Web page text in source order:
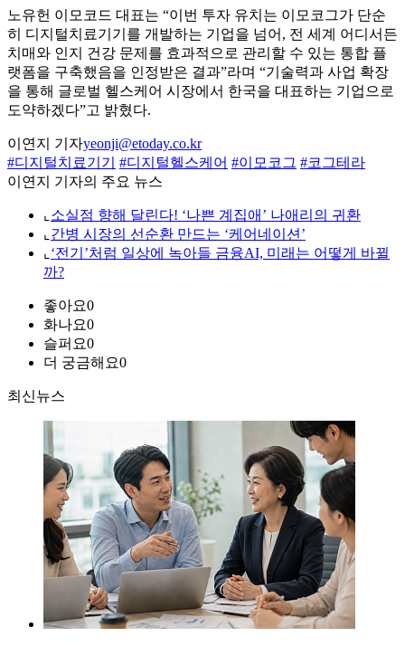
노유헌 이모코드 대표는 “이번 투자 유치는 이모코그가 단순
히 디지털치료기기를 개발하는 기업을 넘어, 전 세계 어디서든
치매와 인지 건강 문제를 효과적으로 관리할 수 있는 통합 플
랫폼을 구축했음을 인정받은 결과”라며 “기술력과 사업 확장
을 통해 글로벌 헬스케어 시장에서 한국을 대표하는 기업으로
도약하겠다”고 밝혔다.
이연지 기자yeonji@etoday.co.kr
#디지털치료기기
#디지털헬스케어 #이모코그 #코그테라
이연지 기자의 주요 뉴스
⌞ 소실점 향해 달린다! ‘나쁜 계집애’ 나애리의 귀환
⌞ 간병 시장의 선순환 만드는 ‘케어네이션’
⌞ ‘전기’처럼 일상에 녹아들 금융AI, 미래는 어떻게 바뀔
까?
좋아요0
화나요0
슬퍼요0
더 궁금해요0
최신뉴스